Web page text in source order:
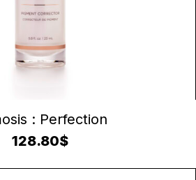
AU PANIER
: Perfection
128.80$